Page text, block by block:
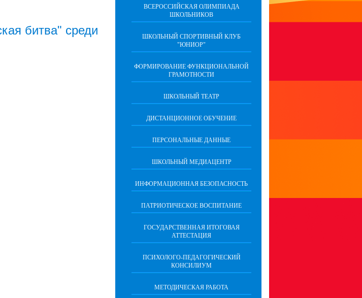
битва" среди
ВСЕРОССИЙСКАЯ ОЛИМПИАДА
ШКОЛЬНИКОВ
ШКОЛЬНЫЙ СПОРТИВНЫЙ КЛУБ
"ЮНИОР"
ФОРМИРОВАНИЕ ФУНКЦИОНАЛЬНОЙ
ГРАМОТНОСТИ
ШКОЛЬНЫЙ ТЕАТР
ДИСТАНЦИОННОЕ ОБУЧЕНИЕ
ПЕРСОНАЛЬНЫЕ ДАННЫЕ
ШКОЛЬНЫЙ МЕДИАЦЕНТР
ИНФОРМАЦИОННАЯ БЕЗОПАСНОСТЬ
ПАТРИОТИЧЕСКОЕ ВОСПИТАНИЕ
ГОСУДАРСТВЕННАЯ ИТОГОВАЯ
АТТЕСТАЦИЯ
ПСИХОЛОГО-ПЕДАГОГИЧЕСКИЙ
КОНСИЛИУМ
МЕТОДИЧЕСКАЯ РАБОТА